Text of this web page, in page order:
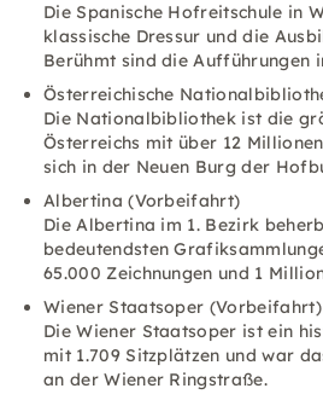
Die Spanische Hofreitschule in
klassische Dressur und die
Berühmt sind die Aufführungen
Österreichische
Die Nationalbibliothek ist die
Österreichs mit über 12
sich in der Neuen Burg der
Albertina (Vorbeifahrt)
Die Albertina im 1. Bezirk
bedeutendsten
65.000 Zeichnungen und 1
Wiener Staatsoper (Vorbeifahrt)
Die Wiener Staatsoper ist ein
mit 1.709 Sitzplätzen und war
an der Wiener Ringstraße.